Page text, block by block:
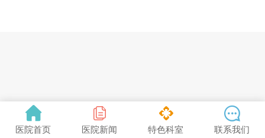

医院首页

医院新闻

特色科室

联系我们